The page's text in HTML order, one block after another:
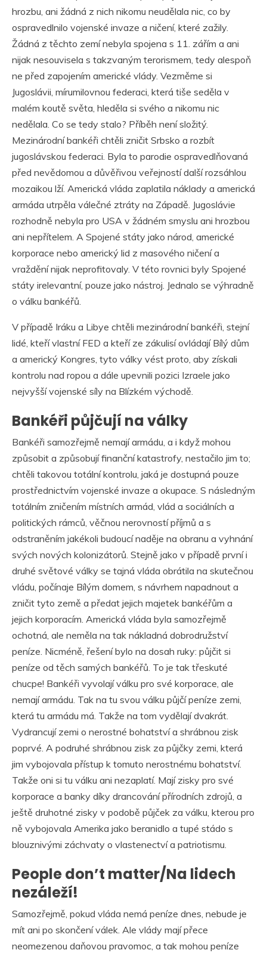
hrozbu, ani žádná z nich nikomu neudělala nic, co by
ospravedlnilo vojenské invaze a ničení, které zažily.
Žádná z těchto zemí nebyla spojena s 11. zářím a ani
nijak nesouvisela s takzvaným terorismem, tedy alespoň
ne před zapojením americké vlády. Vezměme si
Jugoslávii, mírumilovnou federaci, která tiše seděla v
malém koutě světa, hleděla si svého a nikomu nic
nedělala. Co se tedy stalo? Příběh není složitý.
Mezinárodní bankéři chtěli zničit Srbsko a rozbít
jugoslávskou federaci. Byla to parodie ospravedlňovaná
před nevědomou a důvěřivou veřejností další rozsáhlou
mozaikou lží. Americká vláda zaplatila náklady a americká
armáda utrpěla válečné ztráty na Západě. Jugoslávie
rozhodně nebyla pro USA v žádném smyslu ani hrozbou
ani nepřítelem. A Spojené státy jako národ, americké
korporace nebo americký lid z masového ničení a
vraždění nijak neprofitovaly. V této rovnici byly Spojené
státy irelevantní, pouze jako nástroj. Jednalo se výhradně
o válku bankéřů.
V případě Iráku a Libye chtěli mezinárodní bankéři, stejní
lidé, kteří vlastní FED a kteří ze zákulisí ovládají Bílý dům
a americký Kongres, tyto války vést proto, aby získali
kontrolu nad ropou a dále upevnili pozici Izraele jako
nejvyšší vojenské síly na Blízkém východě.
Bankéři půjčují na války
Bankéři samozřejmě nemají armádu, a i když mohou
způsobit a způsobují finanční katastrofy, nestačilo jim to;
chtěli takovou totální kontrolu, jaká je dostupná pouze
prostřednictvím vojenské invaze a okupace. S následným
totálním zničením místních armád, vlád a sociálních a
politických rámců, věčnou nerovností příjmů a s
odstraněním jakékoli budoucí naděje na obranu a vyhnání
svých nových kolonizátorů. Stejně jako v případě první i
druhé světové války se tajná vláda obrátila na skutečnou
vládu, počínaje Bílým domem, s návrhem napadnout a
zničit tyto země a předat jejich majetek bankéřům a
jejich korporacím. Americká vláda byla samozřejmě
ochotná, ale neměla na tak nákladná dobrodružství
peníze. Nicméně, řešení bylo na dosah ruky: půjčit si
peníze od těch samých bankéřů. To je tak třeskuté
chucpe! Bankéři vyvolají válku pro své korporace, ale
nemají armádu. Tak na tu svou válku půjčí peníze zemi,
která tu armádu má. Takže na tom vydělají dvakrát.
Vydrancují zemi o nerostné bohatství a shrábnou zisk
poprvé. A podruhé shrábnou zisk za půjčky zemi, která
jim vybojovala přístup k tomuto nerostnému bohatství.
Takže oni si tu válku ani nezaplatí. Mají zisky pro své
korporace a banky díky drancování přírodních zdrojů, a
ještě druhotné zisky v podobě půjček za válku, kterou pro
ně vybojovala Amerika jako beranidlo a tupé stádo s
blouznivými záchvaty o vlastenectví a patriotismu.
People don’t matter/Na lidech
nezáleží!
Samozřejmě, pokud vláda nemá peníze dnes, nebude je
mít ani po skončení válek. Ale vlády mají přece
neomezenou daňovou pravomoc, a tak mohou peníze